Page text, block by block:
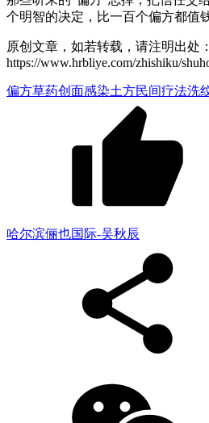
个明智的决定，比一百个偏方都值钱
原创文章，如若转载，请注明出处：
https://www.hrbliye.com/zhishiku/
偏方草药创面感染土方民间疗法洗
哈尔滨俪也国际-吴秋辰